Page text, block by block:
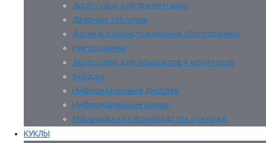
Аксессуары для презентации
Дверные таблички
Доски и демонстрационное оборудование
Пиктограммы
Аксессуары для планшетов и мониторов
Бейджи
Информационные дисплеи
Информационные рамки
Маркировка на производстве и складе
КУКЛЫ